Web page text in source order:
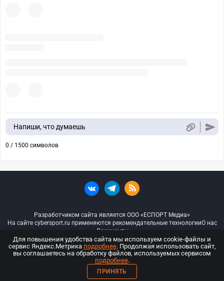
Напиши, что думаешь
0 / 1500 символов
Разработчиком сайта является ООО «ЕСПОРТ Медиа»
На сайте cybersport.ru применяются рекомендательные технологииО нас
Документы
© ООО «Киберспорт.ру» — Все права защищены
18+
Для повышения удобства сайта мы используем cookie-файлы и
сервис Яндекс.Метрика подробнее. Продолжая использовать сайт,
вы соглашаетесь на обработку файлов, используемых сервисом
подробнее.
ПРИНЯТЬ